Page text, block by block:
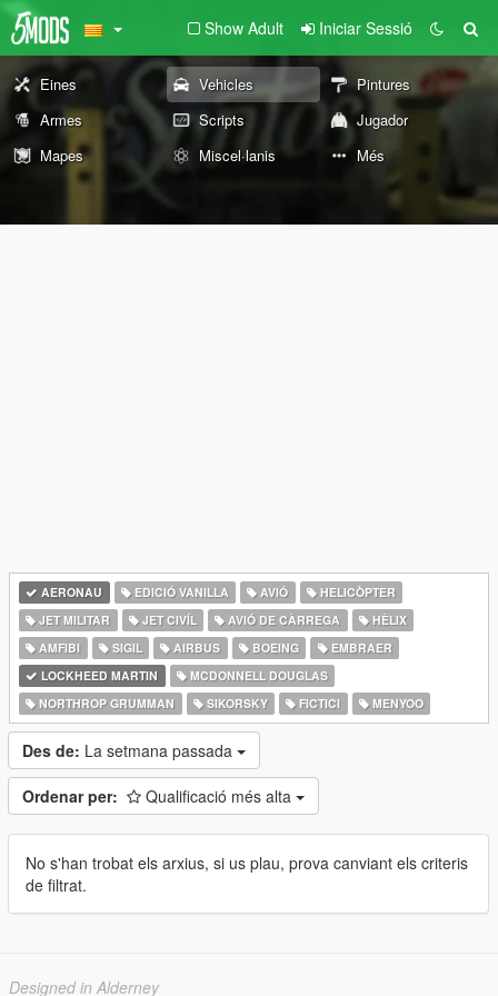
Show Adult Iniciar Sessió
Eines Vehicles
Pintures
Armes
Scripts
Jugador
Mapes
Miscel·lanis Més
AERONAU EDICIÓ VANILLA AVIÓ
HELICÒPTER
JET MILITAR
JET CIVÍL AVIÓ DE CÀRREGA
HÈLIX
AMFIBI
SIGIL AIRBUS BOEING
EMBRAER
LOCKHEED MARTIN
MCDONNELL DOUGLAS
NORTHROP GRUMMAN
SIKORSKY FICTICI MENYOO
Des de: La setmana passada
Ordenar per: Qualificació més alta
No s'han trobat els arxius, si us plau, prova canviant els criteris
de filtrat.
Designed in Alderney